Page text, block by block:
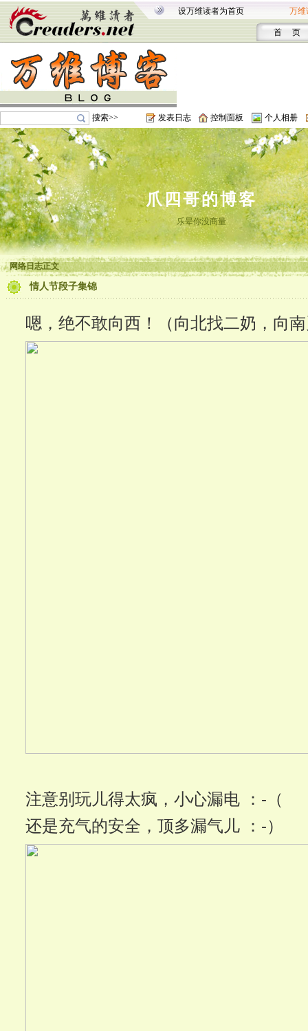
设万维读者为首页 万维
首 页
搜索>> 发表日志 控制面板 个人相册
爪四哥的博客
乐晕你没商量
网络日志正文
情人节段子集锦
嗯，绝不敢向西！（向北找二奶，向
注意别玩儿得太疯，小心漏电 ：-（
还是充气的安全，顶多漏气儿 ：-）